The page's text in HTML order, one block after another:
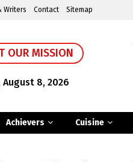
Writers Contact Sitemap
OUR MISSION
8, 2026
Achievers Cuisine